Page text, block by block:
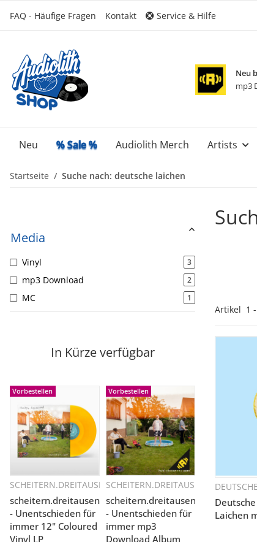
FAQ - Häufige Fragen Kontakt Service & Hilfe
Neu
mp3
Neu % Sale % Audiolith Merch Artists
Startseite Suche nach: deutsche laichen
Artikel 1 -
Laichen
Media
Vinyl 3
mp3 Download 2
MC 1
In Kürze verfügbar
Vorbestellen
Schnellkauf
SCHEITERN.DREITAUSEND
scheitern.dreitausend
- Unentschieden für
immer 12" Coloured
Vinyl LP
Vorbestellen
Schnellkauf
SCHEITERN.DREITAUSEND
scheitern.dreitausend
- Unentschieden für
immer mp3
Download Album